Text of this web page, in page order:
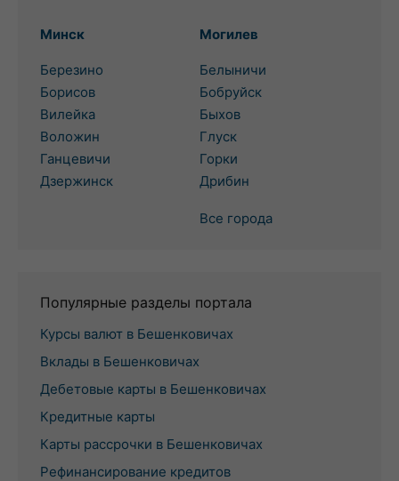
Минск
Березино
Борисов
Вилейка
Воложин
Ганцевичи
Дзержинск
Могилев
Белыничи
Бобруйск
Быхов
Глуск
Горки
Дрибин
Все города
Популярные разделы портала
Курсы валют в Бешенковичах
Вклады в Бешенковичах
Дебетовые карты в Бешенковичах
Кредитные карты
Карты рассрочки в Бешенковичах
Рефинансирование кредитов